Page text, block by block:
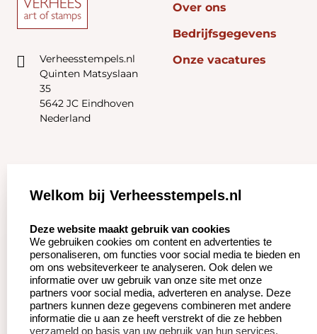
Verheesstempels.nl
Quinten Matsyslaan
35
5642 JC Eindhoven
Nederland
Over ons
Bedrijfsgegevens
Onze vacatures
Zakelijk:
Betaling &
Verzending
Wederverkoper
worden
Klantenservice:
Veel gestelde vragen
Herroepingsrecht
Retourneren
Welkom bij Verheesstempels.nl
Deze website maakt gebruik van cookies
We gebruiken cookies om content en advertenties te
personaliseren, om functies voor social media te bieden en
om ons websiteverkeer te analyseren. Ook delen we
informatie over uw gebruik van onze site met onze
partners voor social media, adverteren en analyse. Deze
partners kunnen deze gegevens combineren met andere
informatie die u aan ze heeft verstrekt of die ze hebben
verzameld op basis van uw gebruik van hun services.